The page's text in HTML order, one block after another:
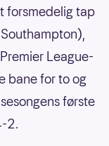
forsmedelig tap
League-
bane for to og
første
2.